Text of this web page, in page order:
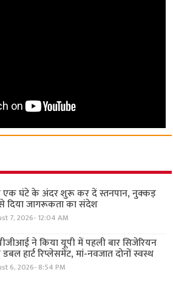
घंटे के अंदर शुरू कर दें स्तनपान, नुक्कड़
दिया जागरूकता का संदेश
7, 2026- 12:04 AM
ने किया यूपी में पहली बार सिजेरियन
हार्ट रिप्लेसमेंट, मां-नवजात दोनों स्वस्थ
6, 2026- 8:54 PM